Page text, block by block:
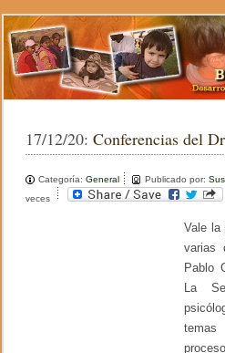
17/12/20:Conferencias del
Categoría:General Publicado por:
veces
Vale la
varias
Pablo
La